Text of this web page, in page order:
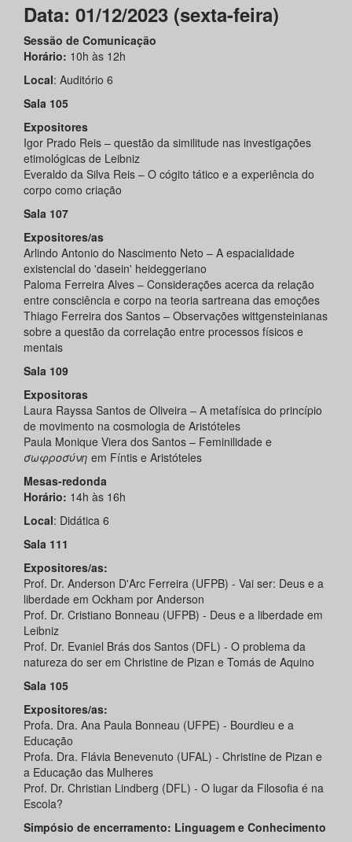
Data: 01/12/2023 (sexta-feira)
Sessão de Comunicação
Horário: 10h às 12h
Local: Auditório 6
Sala 105
Expositores
Igor Prado Reis – questão da similitude nas investigações
etimológicas de Leibniz
Everaldo da Silva Reis – O cógito tático e a experiência do
corpo como criação
Sala 107
Expositores/as
Arlindo Antonio do Nascimento Neto – A espacialidade
existencial do 'dasein' heideggeriano
Paloma Ferreira Alves – Considerações acerca da relação
entre consciência e corpo na teoria sartreana das emoções
Thiago Ferreira dos Santos – Observações wittgensteinianas
sobre a questão da correlação entre processos físicos e
mentais
Sala 109
Expositoras
Laura Rayssa Santos de Oliveira – A metafísica do princípio
de movimento na cosmologia de Aristóteles
Paula Monique Viera dos Santos – Feminilidade e
σωφροσύνη em Fíntis e Aristóteles
Mesas-redonda
Horário: 14h às 16h
Local: Didática 6
Sala 111
Expositores/as:
Prof. Dr. Anderson D'Arc Ferreira (UFPB) - Vai ser: Deus e a
liberdade em Ockham por Anderson
Prof. Dr. Cristiano Bonneau (UFPB) - Deus e a liberdade em
Leibniz
Prof. Dr. Evaniel Brás dos Santos (DFL) - O problema da
natureza do ser em Christine de Pizan e Tomás de Aquino
Sala 105
Expositores/as:
Profa. Dra. Ana Paula Bonneau (UFPE) - Bourdieu e a
Educação
Profa. Dra. Flávia Benevenuto (UFAL) - Christine de Pizan e
a Educação das Mulheres
Prof. Dr. Christian Lindberg (DFL) - O lugar da Filosofia é na
Escola?
Simpósio de encerramento: Linguagem e Conhecimento